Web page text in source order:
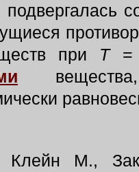
подвергалась
при Т=
Клейн М.,